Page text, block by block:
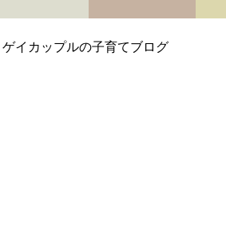
イカップルの子育てブログ